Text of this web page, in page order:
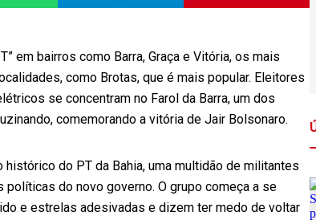
em bairros como Barra, Graça e Vitória, os mais
como Brotas, que é mais popular. Eleitores
se concentram no Farol da Barra, um dos
comemorando a vitória de Jair Bolsonaro.
do PT da Bahia, uma multidão de militantes
políticas do novo governo. O grupo começa a se
e estrelas adesivadas e dizem ter medo de voltar